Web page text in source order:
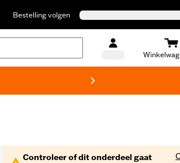
Bestelling volgen
Controleer of dit onderdeel gaat